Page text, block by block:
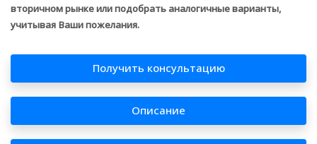
вторичном рынке или подобрать аналогичные варианты,
учитывая Ваши пожелания.
Получить консультацию
Описание